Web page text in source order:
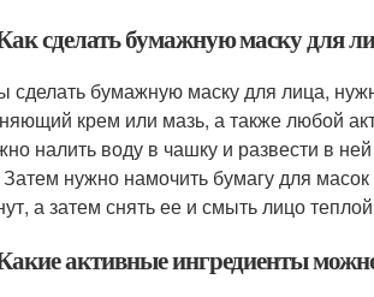
сделать бумажную маску для
сделать бумажную маску для лица,
крем или мазь, а также любой
налить воду в чашку и развести в
Затем нужно намочить бумагу для
а затем снять ее и смыть лицо
активные ингредиенты